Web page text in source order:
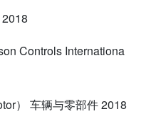
Controls Internationa
） 车辆与零部件 2018